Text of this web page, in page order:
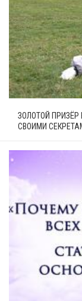
ЗОЛОТОЙ ПРИЗЁР
СВОИМИ